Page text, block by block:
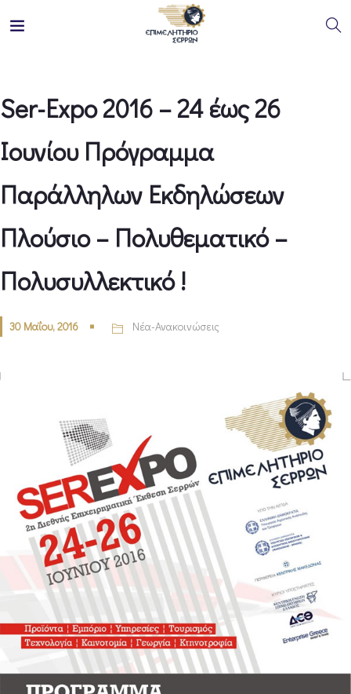
Ser-Expo 2016 – 24 έως 26
Ιουνίου Πρόγραμμα
Παράλληλων Εκδηλώσεων
Πλούσιο – Πολυθεματικό –
Πολυσυλλεκτικό !
30 Μαΐου, 2016 Νέα-Ανακοινώσεις